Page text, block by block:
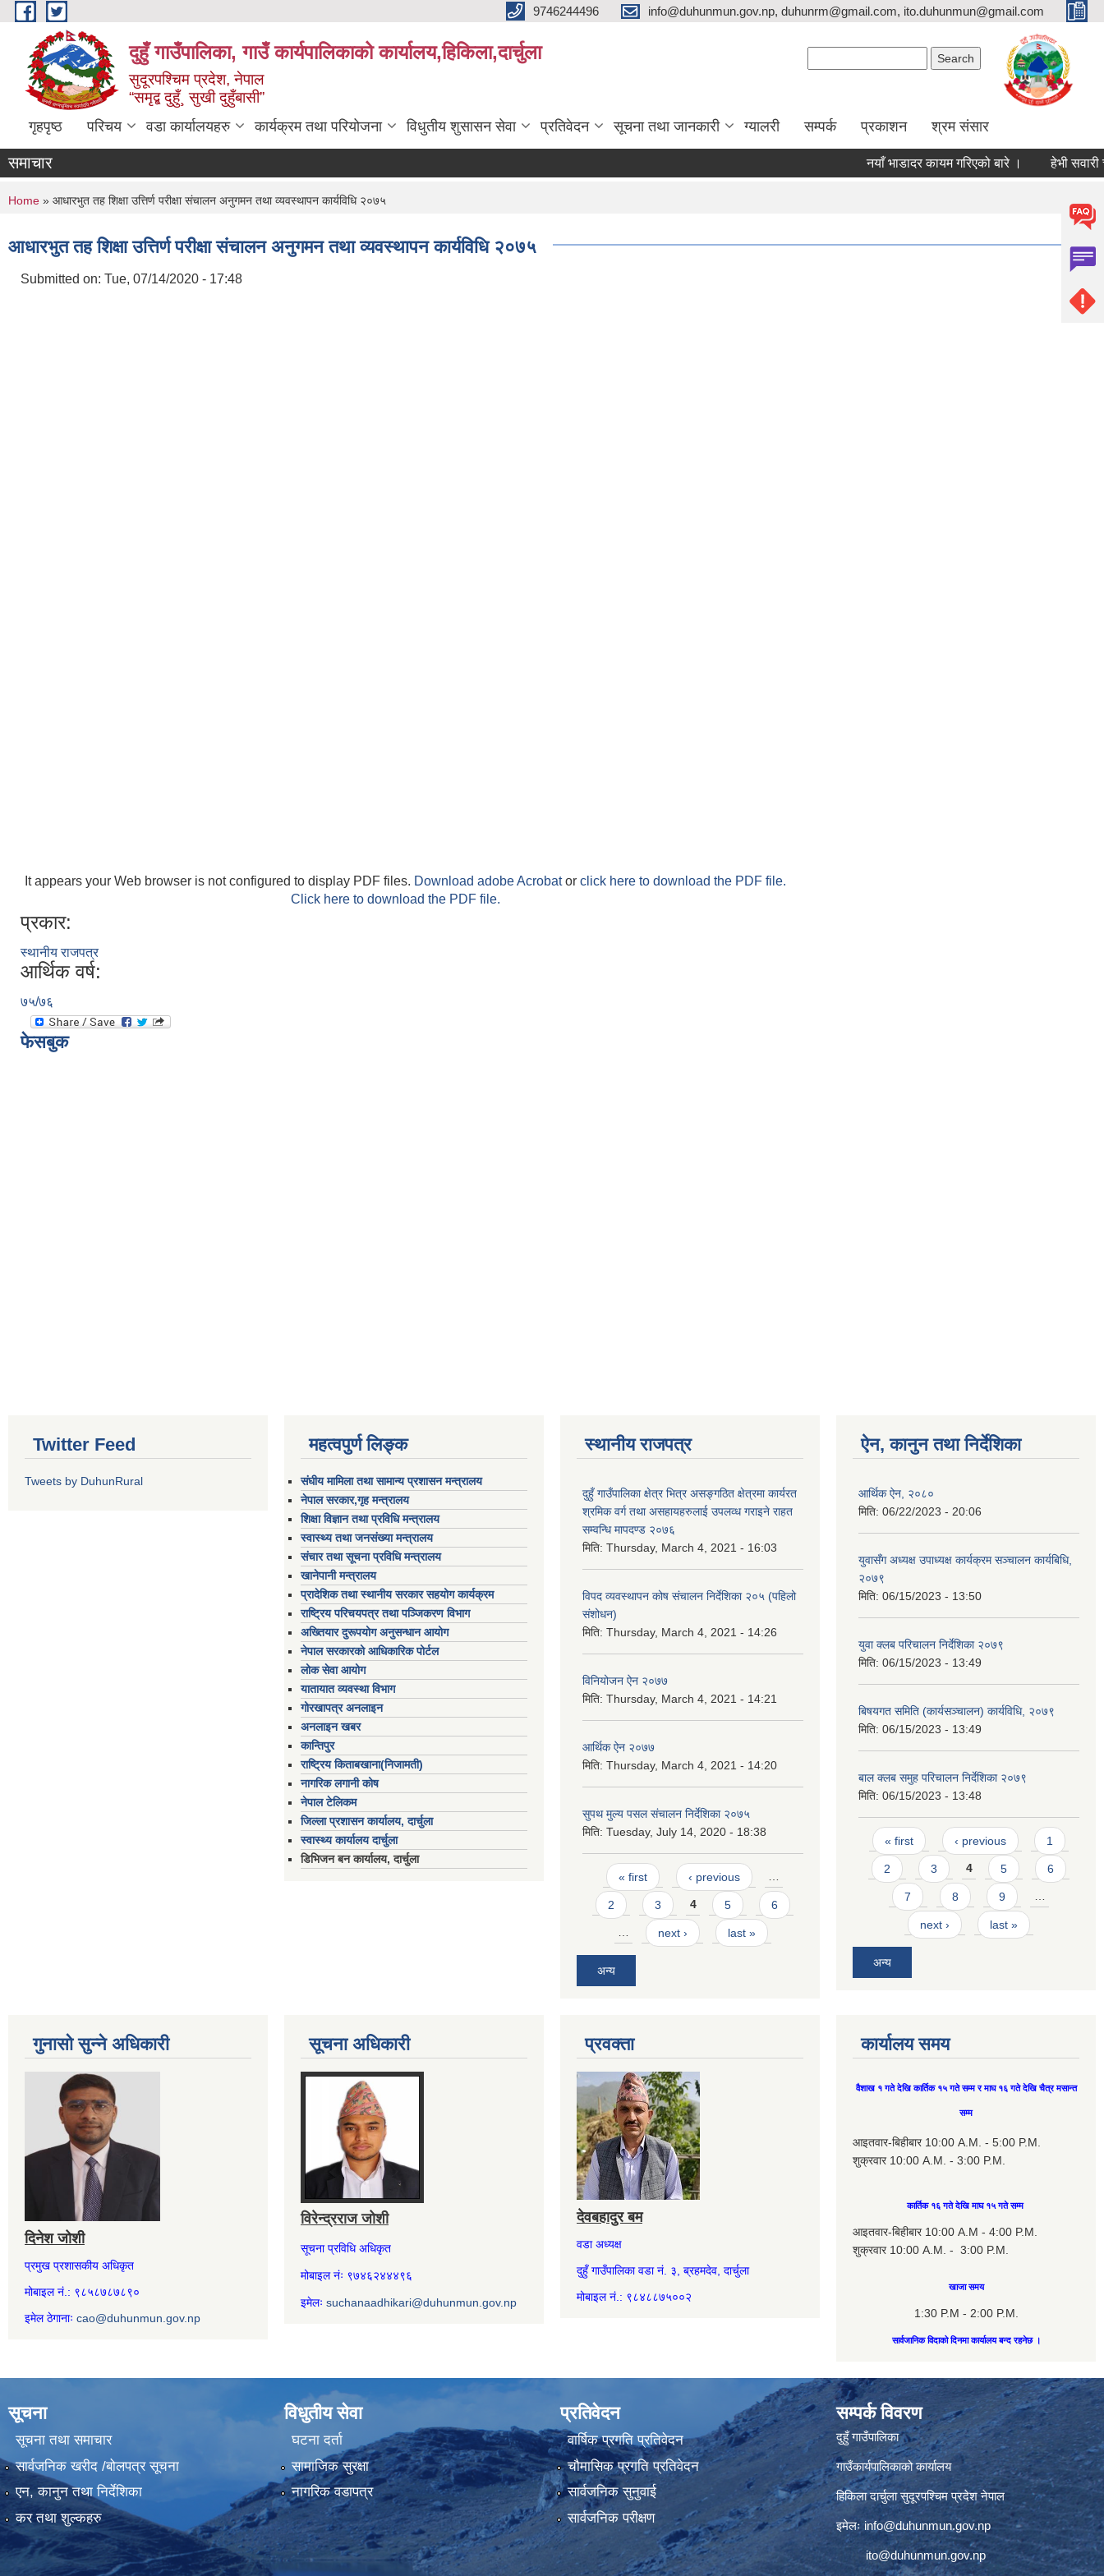
Skip to main content 9746244496 info@duhunmun.gov.np, duhunrm@gmail.com, ito.duhunmun@gmail.com
दुहुँ गाउँपालिका, गाउँ कार्यपालिकाको कार्यालय,हिकिला,दार्चुला
सुदूरपश्चिम प्रदेश, नेपाल
“समृद्ब दुहुँ¸ सुखी दुहुँबासी”
गृहपृष्ठ परिचय वडा कार्यालयहरु कार्यक्रम तथा परियोजना विधुतीय शुसासन सेवा प्रतिवेदन सूचना तथा जानकारी ग्यालरी सम्पर्क प्रकाशन श्रम संसार
समाचार नयाँ भाडादर कायम गरिएको बारे । हेभी सवारी चालक
You are here
Home » आधारभुत तह शिक्षा उत्तिर्ण परीक्षा संचालन अनुगमन तथा व्यवस्थापन कार्यविधि २०७५
आधारभुत तह शिक्षा उत्तिर्ण परीक्षा संचालन अनुगमन तथा व्यवस्थापन कार्यविधि २०७५
Submitted on: Tue, 07/14/2020 - 17:48
It appears your Web browser is not configured to display PDF files. Download adobe Acrobator click here to download the PDF file.
Click here to download the PDF file.
प्रकार:
स्थानीय राजपत्र
आर्थिक वर्ष:
७५/७६
फेसबुक
Twitter Feed
Tweets by DuhunRural
महत्वपुर्ण लिङ्क
संघीय मामिला तथा सामान्य प्रशासन मन्त्रालय
नेपाल सरकार,गृह मन्त्रालय
शिक्षा विज्ञान तथा प्रविधि मन्त्रालय
स्वास्थ्य तथा जनसंख्या मन्त्रालय
संचार तथा सूचना प्रविधि मन्त्रालय
खानेपानी मन्त्रालय
प्रादेशिक तथा स्थानीय सरकार सहयोग कार्यक्रम
राष्ट्रिय परिचयपत्र तथा पञ्जिकरण विभाग
अख्तियार दुरूपयोग अनुसन्धान आयोग
नेपाल सरकारको आधिकारिक पोर्टल
लोक सेवा आयोग
यातायात व्यवस्था विभाग
गोरखापत्र अनलाइन
अनलाइन खबर
कान्तिपुर
राष्ट्रिय किताबखाना(निजामती)
नागरिक लगानी कोष
नेपाल टेलिकम
जिल्ला प्रशासन कार्यालय, दार्चुला
स्वास्थ्य कार्यालय दार्चुला
डिभिजन बन कार्यालय, दार्चुला
स्थानीय राजपत्र
दुहुँ गाउँपालिका क्षेत्र भित्र असङ्गठित क्षेत्रमा कार्यरत
श्रमिक वर्ग तथा असहायहरुलाई उपलव्ध गराइने राहत
सम्वन्धि मापदण्ड २०७६
मिति: Thursday, March 4, 2021 - 16:03
विपद व्यवस्थापन कोष संचालन निर्देशिका २०५ (पहिलो
संशोधन)
मिति: Thursday, March 4, 2021 - 14:26
विनियोजन ऐन २०७७
मिति: Thursday, March 4, 2021 - 14:21
आर्थिक ऐन २०७७
मिति: Thursday, March 4, 2021 - 14:20
सुपथ मुल्य पसल संचालन निर्देशिका २०७५
मिति: Tuesday, July 14, 2020 - 18:38
Pages
« first ‹ previous …
2 3 4 5 6
… next › last »
अन्य
ऐन, कानुन तथा निर्देशिका
आर्थिक ऐन, २०८०
मिति: 06/22/2023 - 20:06
युवासँग अध्यक्ष उपाध्यक्ष कार्यक्रम सञ्चालन कार्यबिधि,
२०७९
मिति: 06/15/2023 - 13:50
युवा क्लब परिचालन निर्देशिका २०७९
मिति: 06/15/2023 - 13:49
बिषयगत समिति (कार्यसञ्चालन) कार्यविधि, २०७९
मिति: 06/15/2023 - 13:49
बाल क्लब समुह परिचालन निर्देशिका २०७९
मिति: 06/15/2023 - 13:48
Pages
« first ‹ previous 1
2 3 4 5 6
7 8 9 …
next › last »
अन्य
गुनासो सुन्ने अधिकारी
दिनेश जोशी
प्रमुख प्रशासकीय अधिकृत
मोबाइल नं.: ९८५८७८७८९०
इमेल ठेगानाः cao@duhunmun.gov.np
सूचना अधिकारी
विरेन्द्रराज जोशी
सूचना प्रविधि अधिकृत
मोबाइल नंः ९७४६२४४४९६
इमेलः suchanaadhikari@duhunmun.gov.np
प्रवक्ता
देवबहादुर बम
वडा अध्यक्ष
दुहुँ गाउँपालिका वडा नं. ३, ब्रहमदेव, दार्चुला
मोबाइल नं.: ९८४८८७५००२
कार्यालय समय
वैशाख १ गते देखि कार्तिक १५ गते सम्म र माघ १६ गते देखि चैत्र मसान्त
सम्म
आइतवार-बिहीबार 10:00 A.M. - 5:00 P.M.
शुक्रवार 10:00 A.M. - 3:00 P.M.
कार्तिक १६ गते देखि माघ १५ गते सम्म
आइतवार-बिहीबार 10:00 A.M - 4:00 P.M.
शुक्रवार 10:00 A.M. - 3:00 P.M.
खाजा समय
1:30 P.M - 2:00 P.M.
सार्वजानिक विदाको दिनमा कार्यालय बन्द रहनेछ ।
सूचना
सूचना तथा समाचार
सार्वजनिक खरीद /बोलपत्र सूचना
एन, कानुन तथा निर्देशिका
कर तथा शुल्कहरु
विधुतीय सेवा
घटना दर्ता
सामाजिक सुरक्षा
नागरिक वडापत्र
प्रतिवेदन
वार्षिक प्रगति प्रतिवेदन
चौमासिक प्रगति प्रतिवेदन
सार्वजनिक सुनुवाई
सार्वजनिक परीक्षण
सम्पर्क विवरण
दुहुँ गाउँपालिका
गाउँकार्यपालिकाको कार्यालय
हिकिला दार्चुला सुदूरपश्चिम प्रदेश नेपाल
इमेलःinfo@duhunmun.gov.np
ito@duhunmun.gov.np